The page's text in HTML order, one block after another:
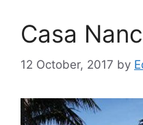
Casa
12 October, 2017 by